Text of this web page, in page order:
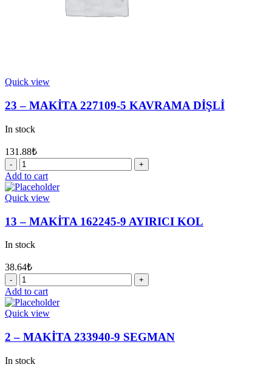
Quick view
23 – MAKİTA 227109-5 KAVRAMA DİŞLİ
In stock
131.88₺
23
-
MAKİTA
227109-
KAVRAMA
DİŞLİ
quantity
Add to cart
Quick view
13 – MAKİTA 162245-9 AYIRICI KOL
In stock
38.64₺
13
-
MAKİTA
162245-
AYIRICI
KOL
Add to cart
Quick view
2 – MAKİTA 233940-9 SEGMAN
In stock